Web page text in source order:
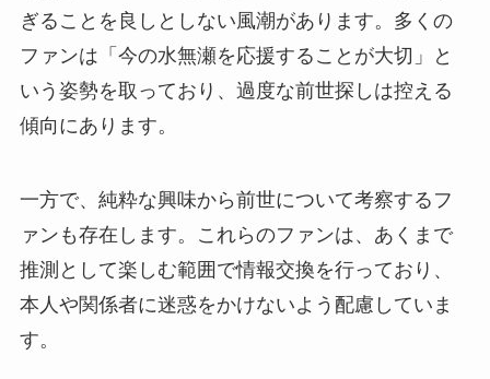
ぎることを良しとしない風潮があります。多くの
ファンは「今の水無瀬を応援することが大切」と
いう姿勢を取っており、過度な前世探しは控える
傾向にあります。
一方で、純粋な興味から前世について考察するフ
ァンも存在します。これらのファンは、あくまで
推測として楽しむ範囲で情報交換を行っており、
本人や関係者に迷惑をかけないよう配慮していま
す。